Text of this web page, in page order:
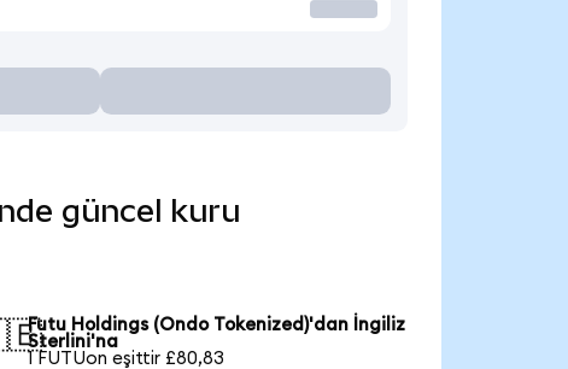
güncel kuru
Futu Holdings (Ondo Tokenized)'dan İngiliz
Sterlini'na
1 FUTUon eşittir £80,83